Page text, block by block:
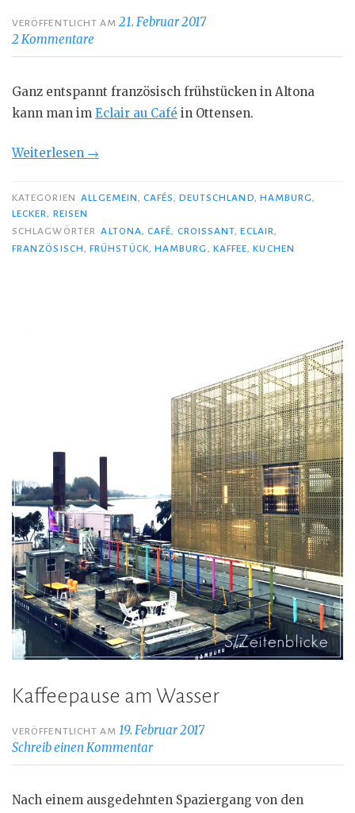
VERÖFFENTLICHT AM21. Februar 2017
2 Kommentare
Ganz entspannt französisch frühstücken in Altona
kann man im Eclair au Café in Ottensen.
Weiterlesen „Eclairs
Verlieben
→
KATEGORIEN ALLGEMEIN,CAFÉS, DEUTSCHLAND, HAMBURG,
LECKER, REISEN
SCHLAGWÖRTER ALTONA,CAFÉ, CROISSANT,ECLAIR,
FRANZÖSISCH,FRÜHSTÜCK, HAMBURG , KAFFEE,KUCHEN
Kaffeepause am Wasser
VERÖFFENTLICHT AM19. Februar 2017
Schreib einen Kommentar
Nach einem ausgedehnten Spaziergang von den